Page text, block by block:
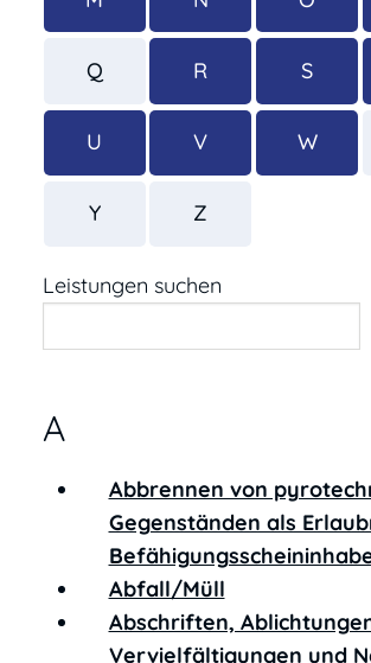
Q R S
U V W
Y Z
Leistungen suchen
A
Abbrennen von
Gegenständen als
Abfall/Müll
Abschriften,
Vervielfältigungen und